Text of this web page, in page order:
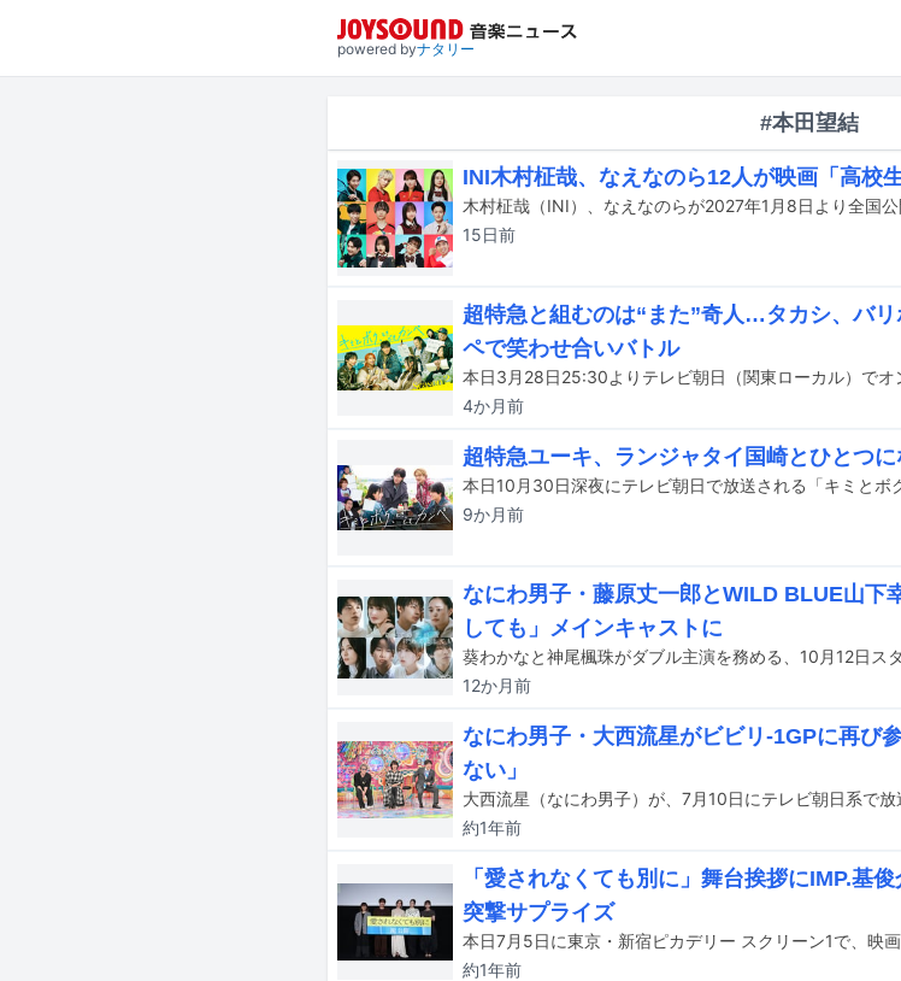
powered byナタリー
#本田望結
INI木村柾哉、なえなのら12人が映画「高校
15日前
超特急と組むのは“また”奇人…タカシ、バ
ペで笑わせ合いバトル
4か月前
超特急ユーキ、ランジャタイ国崎とひとつ
9か月前
なにわ男子・藤原丈一郎とWILD BLUE山下
しても」メインキャストに
12か月前
なにわ男子・大西流星がビビリ-1GPに再び
ない」
約1年前
「愛されなくても別に」舞台挨拶にIMP.基
突撃サプライズ
約1年前